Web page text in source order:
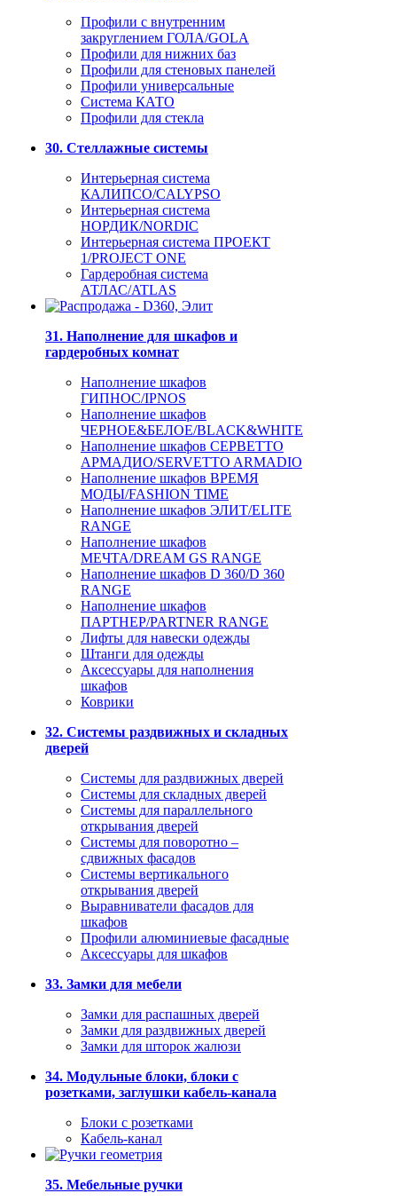
Профили с внутренним
закруглением ГОЛА/GOLA
Профили для нижних баз
Профили для стеновых панелей
Профили универсальные
Система КАТО
Профили для стекла
30. Стеллажные системы
Интерьерная система
КАЛИПСО/CALYPSO
Интерьерная система
НОРДИК/NORDIC
Интерьерная система ПРОЕКТ
1/PROJECT ONE
Гардеробная система
АТЛАС/ATLAS
31. Наполнение для шкафов и
гардеробных комнат
Наполнение шкафов
ГИПНОС/IPNOS
Наполнение шкафов
ЧЕРНОЕ&БЕЛОЕ/BLACK&WHITE
Наполнение шкафов СЕРВЕТТО
АРМАДИО/SERVETTO ARMADIO
Наполнение шкафов ВРЕМЯ
МОДЫ/FASHION TIME
Наполнение шкафов ЭЛИТ/ELITE
RANGE
Наполнение шкафов
МЕЧТА/DREAM GS RANGE
Наполнение шкафов D 360/D 360
RANGE
Наполнение шкафов
ПАРТНЕР/PARTNER RANGE
Лифты для навески одежды
Штанги для одежды
Аксессуары для наполнения
шкафов
Коврики
32. Системы раздвижных и складных
дверей
Системы для раздвижных дверей
Системы для складных дверей
Системы для параллельного
открывания дверей
Системы для поворотно –
сдвижных фасадов
Системы вертикального
открывания дверей
Выравниватели фасадов для
шкафов
Профили алюминиевые фасадные
Аксессуары для шкафов
33. Замки для мебели
Замки для распашных дверей
Замки для раздвижных дверей
Замки для шторок жалюзи
34. Модульные блоки, блоки с
розетками, заглушки кабель-канала
Блоки с розетками
Кабель-канал
35. Мебельные ручки